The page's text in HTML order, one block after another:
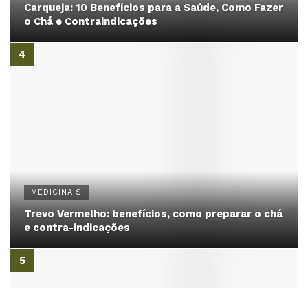
Carqueja: 10 Benefícios para a Saúde, Como Fazer
o Chá e Contraindicações
MEDICINAIS
Trevo Vermelho: benefícios, como preparar o chá
e contra-indicações